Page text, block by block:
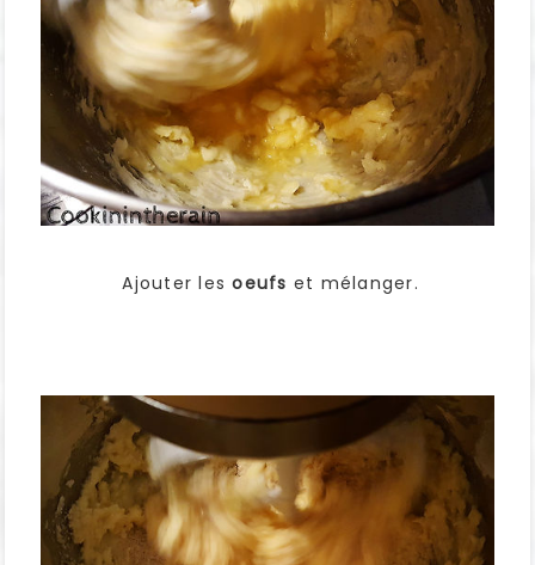
Ajouter lesoeufs et mélanger.